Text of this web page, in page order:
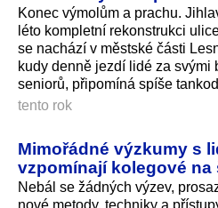
Konec výmolům a prachu.
léto kompletní rekonstrukci
se nachází v městské části
kudy denně jezdí lidé za svými
seniorů, připomíná spíše
tento rok
Mimořádné výzkumy s
vzpomínají kolegové
Nebál se žádných výzev,